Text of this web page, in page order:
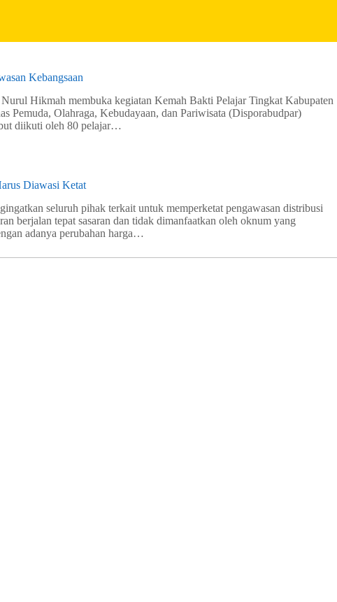
Kebangsaan
Hikmah membuka kegiatan Kemah Bakti Pelajar Tingkat Kabupaten
Pemuda, Olahraga, Kebudayaan, dan Pariwisata (Disporabudpar)
diikuti oleh 80 pelajar…
Diawasi Ketat
seluruh pihak terkait untuk memperketat pengawasan distribusi
berjalan tepat sasaran dan tidak dimanfaatkan oleh oknum yang
adanya perubahan harga…